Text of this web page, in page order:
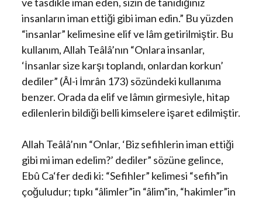
insanların iman ettiği gibi iman edin.” Bu yüzden
“insanlar” kelimesine elif ve lâm getirilmiştir. Bu
kullanım, Allah Teâlâ’nın “Onlara insanlar,
‘İnsanlar size karşı toplandı, onlardan korkun’
dediler” (Âl-i İmrân 173) sözündeki kullanıma
benzer. Orada da elif ve lâmın girmesiyle, hitap
edilenlerin bildiği belli kimselere işaret edilmiştir.
Allah Teâlâ’nın “Onlar, ‘Biz sefihlerin iman ettiği
gibi mi iman edelim?’ dediler” sözüne gelince,
Ebû Ca‘fer dedi ki: “Sefihler” kelimesi “sefih”in
çoğuludur; tıpkı “âlimler”in “âlim”in, “hakimler”in